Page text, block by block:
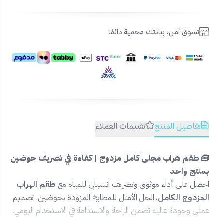
تسوق آمن، بياناتك محمية دائمًا
تفاصيل المنتج تقييمات العملاء
🧰 طقم هراب مجلى كامل مزدوج | كفاءة في تصريف حوضين
بمنتج واحد
احصل على أداء موثوق وتصريف انسيابي للمياه مع طقم الهراب
المزدوج الكامل، الحل الأمثل للمطابخ المزودة بحوضين. تصميم
عملي وجودة عالية تضمن الراحة والاستدامة في الاستخدام اليومي.